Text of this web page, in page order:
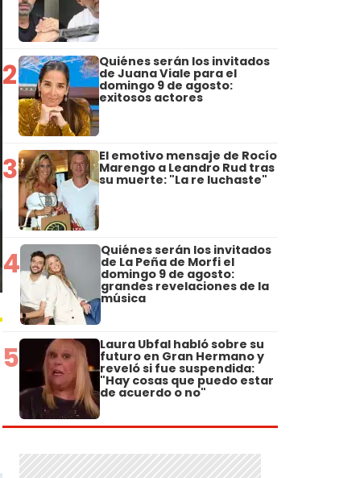
2 Quiénes serán los invitados
de Juana Viale para el
domingo 9 de agosto:
exitosos actores
3 El emotivo mensaje de Rocío
Marengo a Leandro Rud tras
su muerte: "La re luchaste"
4 Quiénes serán los invitados
de La Peña de Morfi el
domingo 9 de agosto:
grandes revelaciones de la
música
5 Laura Ubfal habló sobre su
futuro en Gran Hermano y
reveló si fue suspendida:
"Hay cosas que puedo estar
de acuerdo o no"